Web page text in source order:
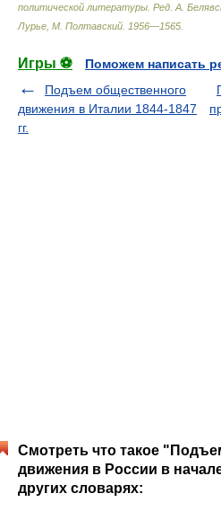
политической литературы Ред. А.
Лурье, М. Полтавский 1956—1565
Игры ⚽
Поможем написать
Подъем общественного
движения в Италии 1844-1847
гг.
Смотреть что такое
движения в России в
других словарях: